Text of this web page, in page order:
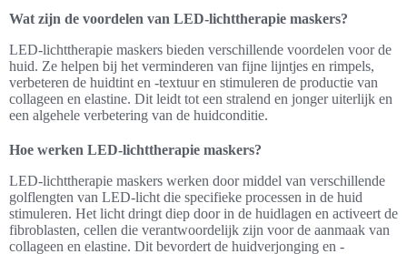
Wat zijn de voordelen van LED-lichttherapie maskers?
LED-lichttherapie maskers bieden verschillende voordelen voor de
huid. Ze helpen bij het verminderen van fijne lijntjes en rimpels,
verbeteren de huidtint en -textuur en stimuleren de productie van
collageen en elastine. Dit leidt tot een stralend en jonger uiterlijk en
een algehele verbetering van de huidconditie.
Hoe werken LED-lichttherapie maskers?
LED-lichttherapie maskers werken door middel van verschillende
golflengten van LED-licht die specifieke processen in de huid
stimuleren. Het licht dringt diep door in de huidlagen en activeert de
fibroblasten, cellen die verantwoordelijk zijn voor de aanmaak van
collageen en elastine. Dit bevordert de huidverjonging en -